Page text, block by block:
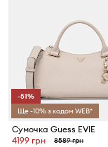
-51%
Ще -10% з кодом WEB*
Сумочка Guess EVIE
4199 грн
8589 грн